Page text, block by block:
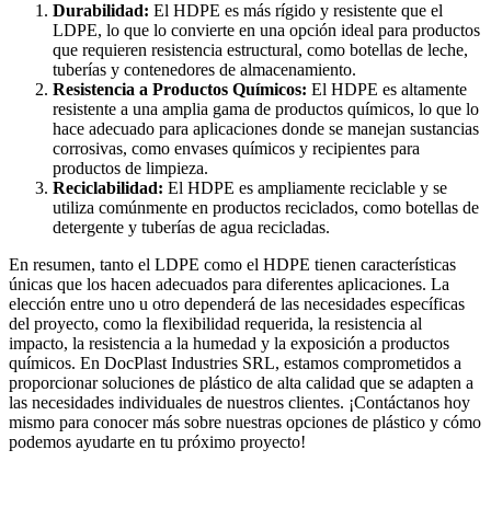
Durabilidad: El HDPE es más rígido y resistente que el
LDPE, lo que lo convierte en una opción ideal para productos
que requieren resistencia estructural, como botellas de leche,
tuberías y contenedores de almacenamiento.
Resistencia a Productos Químicos: El HDPE es altamente
resistente a una amplia gama de productos químicos, lo que lo
hace adecuado para aplicaciones donde se manejan sustancias
corrosivas, como envases químicos y recipientes para
productos de limpieza.
Reciclabilidad: El HDPE es ampliamente reciclable y se
utiliza comúnmente en productos reciclados, como botellas de
detergente y tuberías de agua recicladas.
En resumen, tanto el LDPE como el HDPE tienen características
únicas que los hacen adecuados para diferentes aplicaciones. La
elección entre uno u otro dependerá de las necesidades específicas
del proyecto, como la flexibilidad requerida, la resistencia al
impacto, la resistencia a la humedad y la exposición a productos
químicos. En DocPlast Industries SRL, estamos comprometidos a
proporcionar soluciones de plástico de alta calidad que se adapten a
las necesidades individuales de nuestros clientes. ¡Contáctanos hoy
mismo para conocer más sobre nuestras opciones de plástico y cómo
podemos ayudarte en tu próximo proyecto!